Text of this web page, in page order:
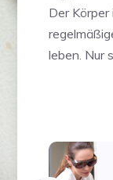
Der
leben. Nur